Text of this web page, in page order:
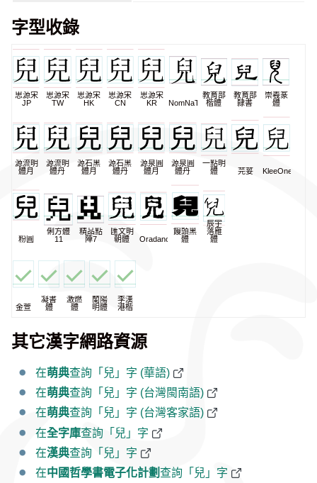
字型收錄
思源宋
JP
思源宋
TW
思源宋
HK
思源宋
CN
思源宋
KR
NomNaTong
教育部
楷體
教育部
隸書
崇羲篆
體
源流明
體月
源流明
體丹
源石黑
體月
源石黑
體丹
源泉圓
體月
源泉圓
體丹
一點明
體
芫荽 KleeOne
粉圓
俐方體
11
精品點
陣7
匯文明
朝體
Oradano
饅頭黑
體
辰宇
落雁
體
金萱
凝書
體
激燃
體
蘭陽
明體
李漢
港楷
其它漢字網路資源
在萌典查詢「兒」字 (華語)
在萌典查詢「兒」字 (台灣閩南語)
在萌典查詢「兒」字 (台灣客家語)
在全字庫查詢「兒」字
在漢典查詢「兒」字
在中國哲學書電子化計劃查詢「兒」字